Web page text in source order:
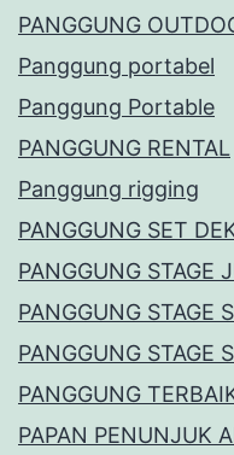
PANGGUNG
Panggung portabel
Panggung Portable
PANGGUNG RENTAL
Panggung rigging
PANGGUNG SET
PANGGUNG STAGE
PANGGUNG STAGE
PANGGUNG STAGE
PANGGUNG
PAPAN PENUNJUK